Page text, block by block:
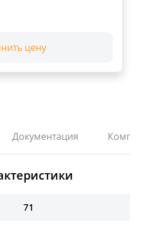
цену
Документация
71